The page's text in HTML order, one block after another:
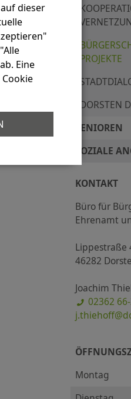
PROJEKTE
DORSTEN
SENIOREN
SOZIALE
KONTAKT
Büro für
Ehrenamt
Lippestraße
46282
Joachim
02362
Montag
dieser
Eine